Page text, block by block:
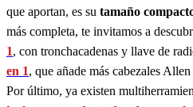
que aportan, es su tamaño
más completa, te invitamos a
1, con tronchacadenas y llave de
en 1, que añade más cabezales
Por último, ya existen